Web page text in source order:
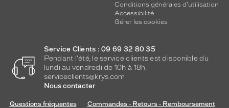
Conditions générales d'utilisation
Accessibilité
Gérer les cookies
Service Clients : 09 69 32 80 35
Pendant l'été, le service clients est disponible du
lundi au vendredi de 10h à 18h.
serviceclients@krys.com
Nous contacter
Questions fréquentes
Commandes - Retours - Remboursement